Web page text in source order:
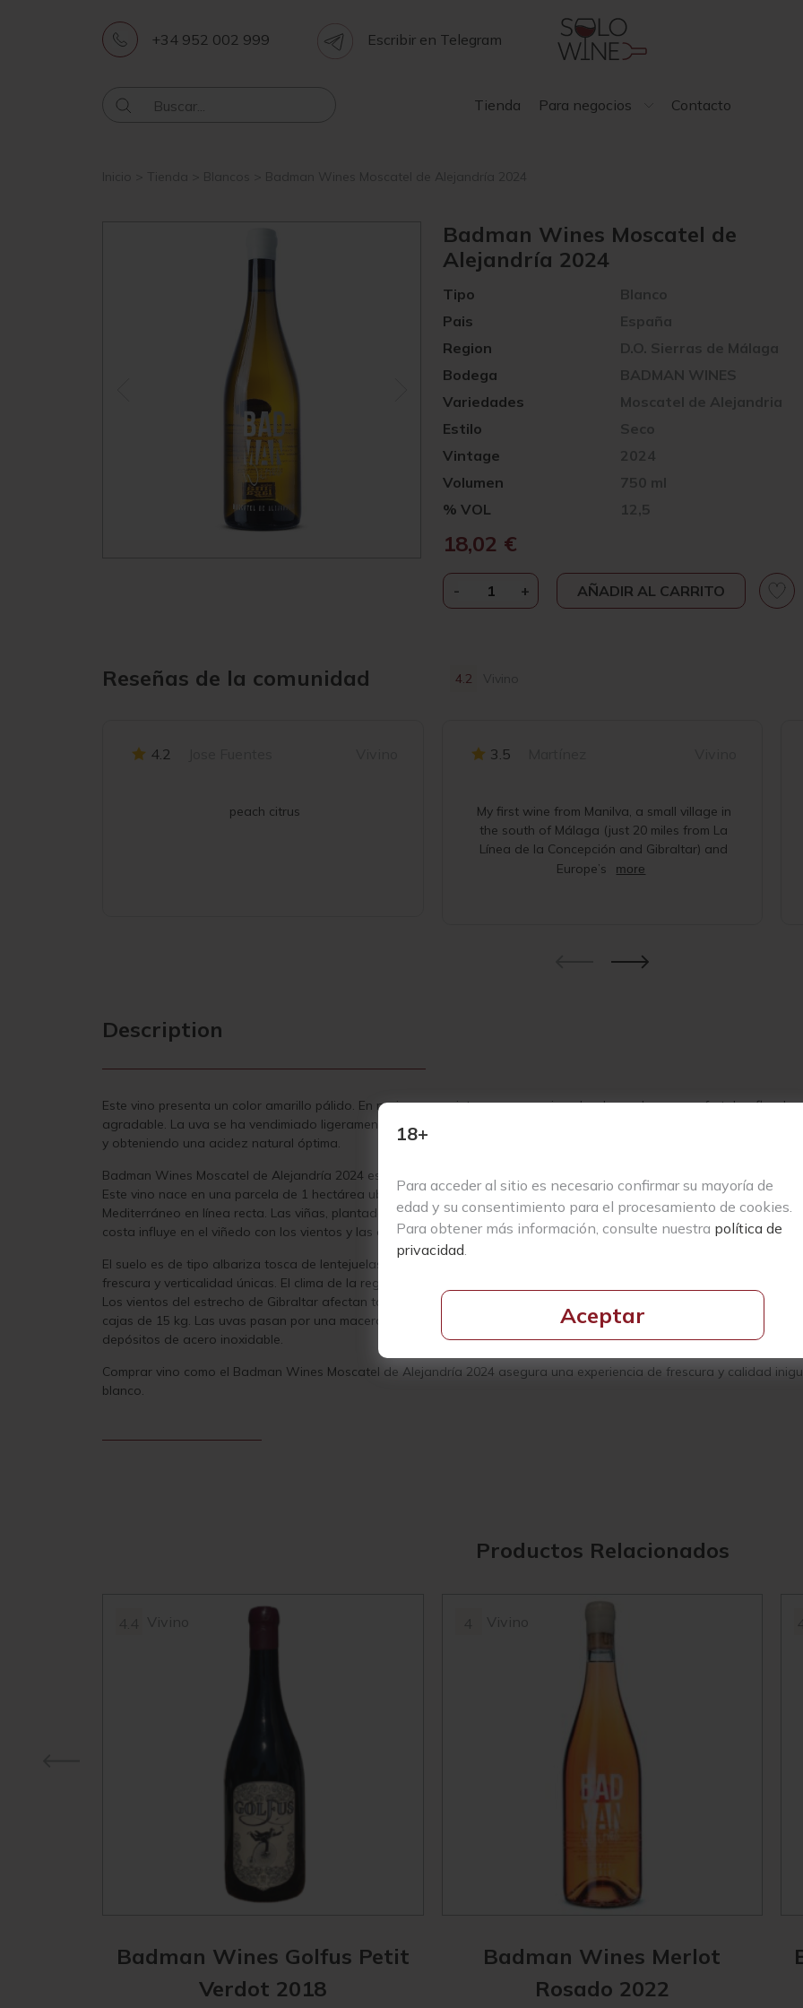
18+
Para acceder al sitio es necesario confirmar su mayoría de
edad y su consentimiento para el procesamiento de cookies.
Para obtener más información, consulte nuestra política de
privacidad
Aceptar
+34 952 002 999 Escribir en Telegram
Tienda Para negocios Contacto
Inicio Tienda Blancos Badman Wines Moscatel de Alejandría 2024
Badman Wines Moscatel de
Alejandría 2024
Pais España
Vintage 2024
Region D.O. Sierras de Málaga
Volumen 750 ml
Bodega BADMAN WINES
% VOL 12,5
Variedades Moscatel de Alejandria
Tipo Blanco
Estilo Seco
18,02 €
-BADMAN
WINES
ALEJANDRÍA
+ AÑADIR AL CARRITO
Reseñas de la comunidad 4.2 Vivino
4.2
peach citrus
3.5
My first wine from Manilva, a small village in
the south of Málaga (just 20 miles from La
Línea de la Concepción and Gibraltar) and
Europe’s
more
Description
Este vino presenta un color amarillo pálido. En nariz, es muy intenso y expresivo, desplegando aromas frutales,
agradable. La uva se ha vendimiado ligeramente antes de lo habitual para lograr un perfil aromático único, distinto al
y obteniendo una acidez natural óptima.
Badman Wines Moscatel de Alejandría 2024 es un vino blanco excepcional, elaborado por la prestigiosa bodega
Este vino nace en una parcela de 1 hectárea ubicada en las estribaciones de la Sierra de Cádiz, dentro del municipio
Mediterráneo en línea recta. Las viñas, plantadas en 1950, producen exclusivamente Moscatel de Alejandría. A solo
costa influye en el viñedo con los vientos y las condiciones marítimas durante todo el año.
El suelo es de tipo albariza tosca de lentejuelas, altamente calcáreo y permeable, compartido con plantas
frescura y verticalidad únicas. El clima de la región es suave durante todo el año, con temperaturas entre 10 y 28
Los vientos del estrecho de Gibraltar afectan tanto los periodos húmedos como secos, influyendo en la maduración
cajas de 15 kg. Las uvas pasan por una maceración pelicular y una fermentación a baja temperatura, seguidas de
depósitos de acero inoxidable.
Comprar vino como el Badman Wines Moscatel de Alejandría 2024 asegura una experiencia de frescura y calidad
blanco.
Productos Relacionados
Vivino
Badman Wines Golfus Petit
Verdot 2018
Vivino
Badman Wines Merlot
Rosado 2022